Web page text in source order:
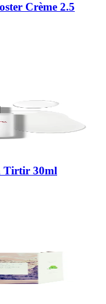
Crème 2.5
Tirtir 30ml